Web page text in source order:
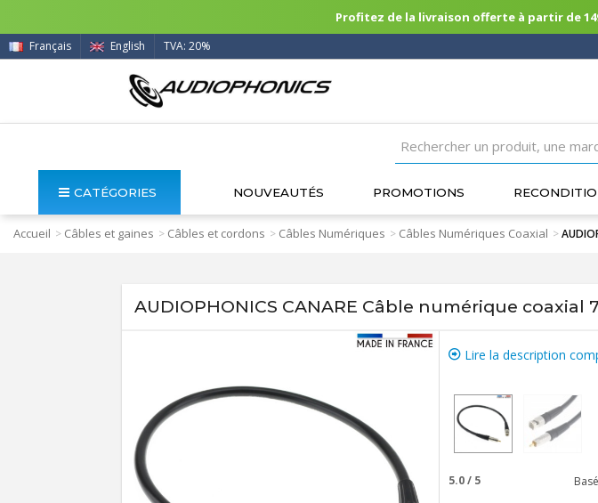
Profitez de la livraison offerte à partir de
Français English TVA: 20%
CATÉGORIES NOUVEAUTÉS PROMOTIONS
Accueil > Câbles et gaines > Câbles et cordons > Câbles Numériques > Câbles Numériques Coaxial >
AUDIOPHONICS CANARE Câble numérique coaxial
Lire la description
5.0/ 5